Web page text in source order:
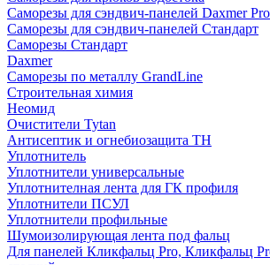
Саморезы для сэндвич-панелей Daxmer Pro
Саморезы для сэндвич-панелей Стандарт
Саморезы Стандарт
Daxmer
Саморезы по металлу GrandLine
Строительная химия
Неомид
Очистители Tytan
Антисептик и огнебиозащита ТН
Уплотнитель
Уплотнители универсальные
Уплотнителная лента для ГК профиля
Уплотнители ПСУЛ
Уплотнители профильные
Шумоизолирующая лента под фальц
Для панелей Кликфальц Pro, Кликфальц